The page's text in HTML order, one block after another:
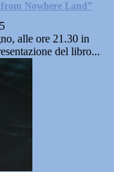
Nowhere Land”
alle ore 21.30 in
del libro...